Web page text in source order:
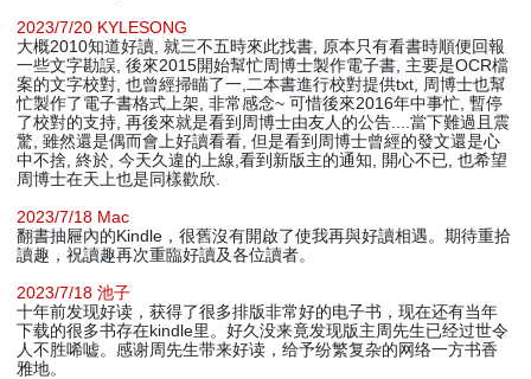
2023/7/20 KYLESONG
大概2010知道好讀, 就三不五時來此找書, 原本只有看書時順便回報
一些文字勘誤, 後來2015開始幫忙周博士製作電子書, 主要是OCR檔
案的文字校對, 也曾經掃瞄了一,二本書進行校對提供txt, 周博士也幫
忙製作了電子書格式上架, 非常感念~ 可惜後來2016年中事忙, 暫停
了校對的支持, 再後來就是看到周博士由友人的公告....當下難過且震
驚, 雖然還是偶而會上好讀看看, 但是看到周博士曾經的發文還是心
中不捨, 終於, 今天久違的上線,看到新版主的通知, 開心不已, 也希望
周博士在天上也是同樣歡欣.
2023/7/18 Mac
翻書抽屜內的Kindle，很舊沒有開啟了使我再與好讀相遇。期待重拾
讀趣，祝讀趣再次重臨好讀及各位讀者。
2023/7/18 池子
十年前发现好读，获得了很多排版非常好的电子书，现在还有当年
下载的很多书存在kindle里。好久没来竟发现版主周先生已经过世令
人不胜唏嘘。感谢周先生带来好读，给予纷繁复杂的网络一方书香
雅地。